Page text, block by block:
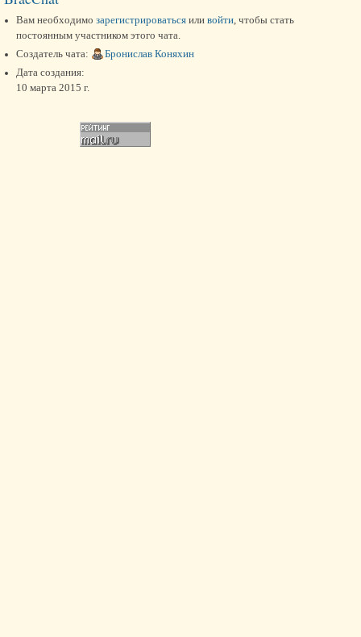
Вам необходимо зарегистрироваться или войти , чтобы стать
постоянным участником этого чата.
Создатель чата:
Бронислав Коняхин
Дата создания:
10 марта 2015 г.